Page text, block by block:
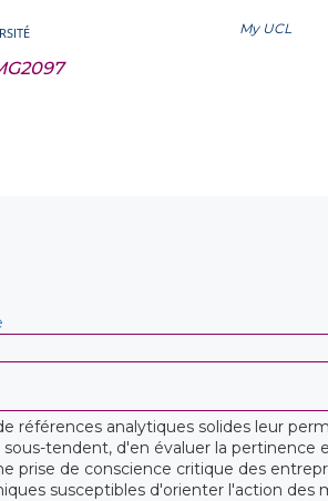
My UCL
références analytiques solides leur
tendent, d'en évaluer la
prise de conscience critique des
susceptibles d'orienter l'action des